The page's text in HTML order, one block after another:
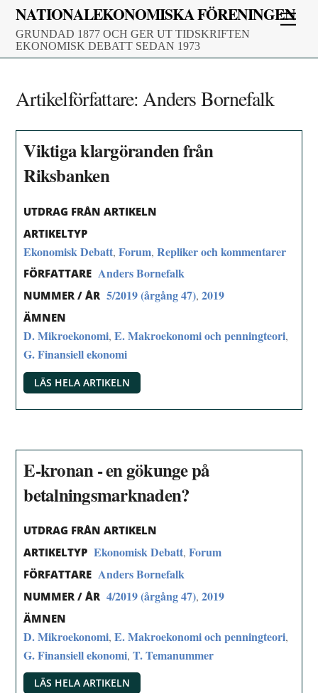
Skip
content
NATIONALEKONOMISKA FÖRENINGEN
GRUNDAD 1877 OCH GER UT TIDSKRIFTEN
EKONOMISK DEBATT SEDAN 1973
Artikelförfattare:Anders Bornefalk
Viktiga klargöranden från
Riksbanken
UTDRAG FRÅN ARTIKELN
ARTIKELTYP
Ekonomisk Debatt,Forum,Repliker och kommentarer
FÖRFATTARE Anders Bornefalk
NUMMER / ÅR 5/2019 (årgång 47),2019
ÄMNEN
D. Mikroekonomi,E. Makroekonomi och penningteori,
G. Finansiell ekonomi
LÄS HELA ARTIKELN
E-kronan - en gökunge på
betalningsmarknaden?
UTDRAG FRÅN ARTIKELN
ARTIKELTYP Ekonomisk Debatt,Forum
FÖRFATTARE Anders Bornefalk
NUMMER / ÅR 4/2019 (årgång 47),2019
ÄMNEN
D. Mikroekonomi,E. Makroekonomi och penningteori,
G. Finansiell ekonomi,T. Temanummer
LÄS HELA ARTIKELN